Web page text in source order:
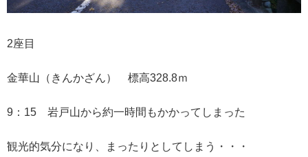
2座目
金華山（きんかざん） 標高328.8ｍ
9：15 岩戸山から約一時間もかかってしまった
観光的気分になり、まったりとしてしまう・・・